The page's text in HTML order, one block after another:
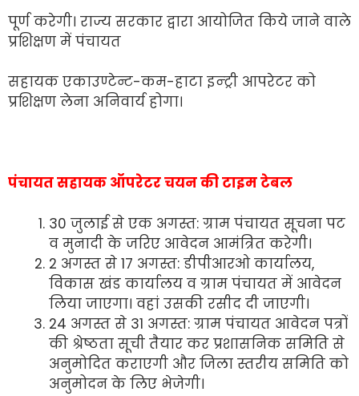
पूर्ण करेगी। राज्य सरकार द्वारा आयोजित किये जाने वाले
प्रशिक्षण में पंचायत
सहायक एकाउण्टेन्ट-कम-हाटा इन्ट्री आपरेटर को
प्रशिक्षण लेना अनिवार्य होगा।
पंचायत सहायक ऑपरेटर चयन की टाइम टेबल
30 जुलाई से एक अगस्त: ग्राम पंचायत सूचना पट
व मुनादी के जरिए आवेदन आमंत्रित करेगी।
2 अगस्त से 17 अगस्त: डीपीआरओ कार्यालय,
विकास खंड कार्यालय व ग्राम पंचायत में आवेदन
लिया जाएगा। वहां उसकी रसीद दी जाएगी।
24 अगस्त से 31 अगस्त: ग्राम पंचायत आवेदन पत्रों
की श्रेष्ठता सूची तैयार कर प्रशासनिक समिति से
अनुमोदित कराएगी और जिला स्तरीय समिति को
अनुमोदन के लिए भेजेगी।